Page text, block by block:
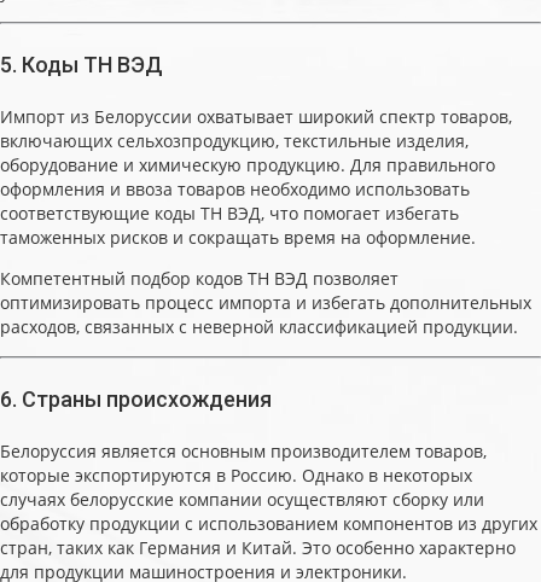
5. Коды ТН ВЭД
Импорт из Белоруссии охватывает широкий спектр товаров,
включающих сельхозпродукцию, текстильные изделия,
оборудование и химическую продукцию. Для правильного
оформления и ввоза товаров необходимо использовать
соответствующие коды ТН ВЭД, что помогает избегать
таможенных рисков и сокращать время на оформление.
Компетентный подбор кодов ТН ВЭД позволяет
оптимизировать процесс импорта и избегать дополнительных
расходов, связанных с неверной классификацией продукции.
6. Страны происхождения
Белоруссия является основным производителем товаров,
которые экспортируются в Россию. Однако в некоторых
случаях белорусские компании осуществляют сборку или
обработку продукции с использованием компонентов из других
стран, таких как Германия и Китай. Это особенно характерно
для продукции машиностроения и электроники.